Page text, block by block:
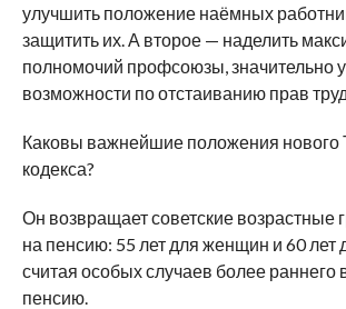
улучшить положение наёмных
защитить их. А второе — наделить
полномочий профсоюзы, значительно
возможности по отстаиванию прав
Каковы важнейшие положения нового
кодекса?
Он возвращает советские возрастные
на пенсию: 55 лет для женщин и 60 лет
считая особых случаев более раннего
пенсию.